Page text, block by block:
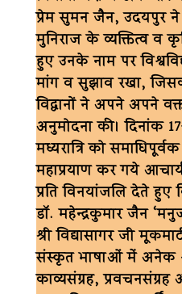
प्रेम सुमन जैन, उदयपुर ने
मुनिराज के व्यक्तित्व व
हुए उनके नाम पर
मांग व सुझाव रखा,
विद्वानों ने अपने अपने
अनुमोदना की। दिनांक
मध्यरात्रि को
महाप्रयाण कर गये
प्रति विनयांजलि देते हुए
डॉ. महेन्द्रकुमार जैन
श्री विद्यासागर जी
संस्कृत भाषाओं में अनेक
काव्यसंग्रह,